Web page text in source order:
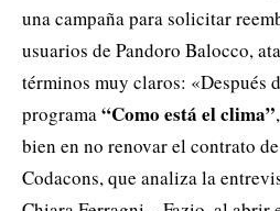
una campaña para solicitar
usuarios de Pandoro Balocco,
términos muy claros: «Después
programa“Como está el clima”
bien en no renovar el contrato
Codacons, que analiza la